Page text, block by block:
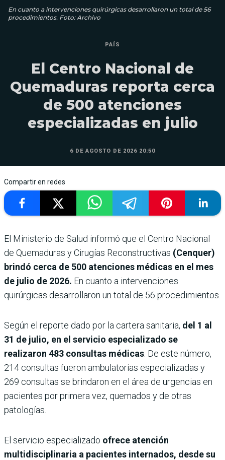
En cuanto a intervenciones quirúrgicas desarrollaron un total de 56
procedimientos. Foto: Archivo
PAÍS
El Centro Nacional de
Quemaduras reporta cerca
de 500 atenciones
especializadas en julio
6 DE AGOSTO DE 2026 20:50
Compartir en redes
El Ministerio de Salud informó que el Centro Nacional
de Quemaduras y Cirugías Reconstructivas (Cenquer)
brindó cerca de 500 atenciones médicas en el mes
de julio de 2026. En cuanto a intervenciones
quirúrgicas desarrollaron un total de 56 procedimientos.
Según el reporte dado por la cartera sanitaria, del 1 al
31 de julio, en el servicio especializado se
realizaron 483 consultas médicas . De este número,
214 consultas fueron ambulatorias especializadas y
269 consultas se brindaron en el área de urgencias en
pacientes por primera vez, quemados y de otras
patologías.
El servicio especializado ofrece atención
multidisciplinaria a pacientes internados, desde su